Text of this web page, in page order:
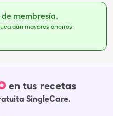
membresía.
aún mayores ahorros.
en tus recetas
SingleCare.